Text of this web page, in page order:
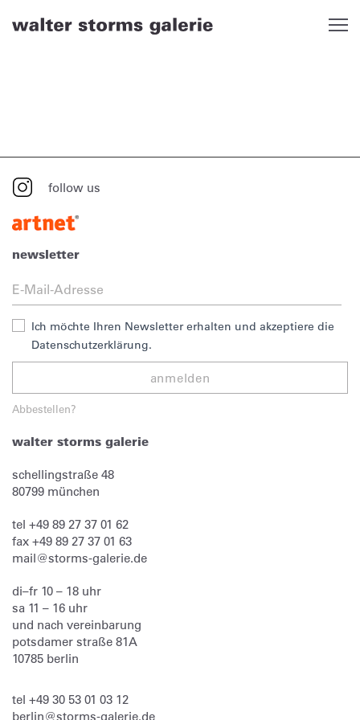
follow us
newsletter
Ich möchte Ihren Newsletter erhalten und akzeptiere die
Datenschutzerklärung.
anmelden
Abbestellen?
walter storms galerie
schellingstraße 48
80799 münchen
tel +49 89 27 37 01 62
fax +49 89 27 37 01 63
mail@storms-galerie.de
di–fr 10 – 18 uhr
sa 11 – 16 uhr
und nach vereinbarung
potsdamer straße 81A
10785 berlin
tel +49 30 53 01 03 12
berlin@storms-galerie.de